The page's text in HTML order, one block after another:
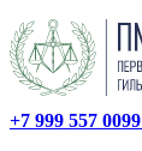
+7 999 557 0099